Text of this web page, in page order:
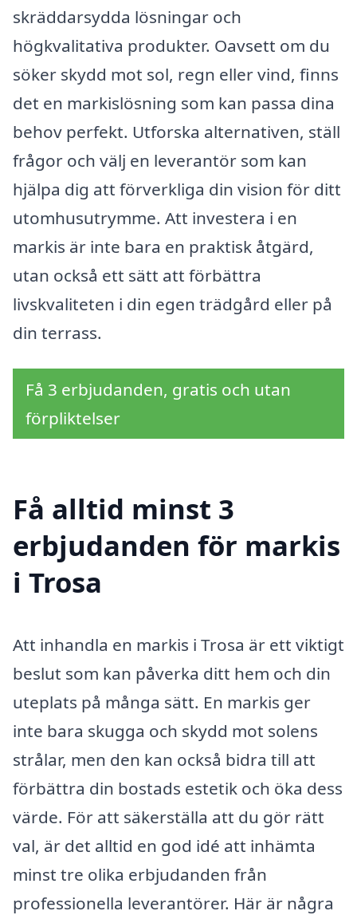
skräddarsydda lösningar och
högkvalitativa produkter. Oavsett om du
söker skydd mot sol, regn eller vind, finns
det en markislösning som kan passa dina
behov perfekt. Utforska alternativen, ställ
frågor och välj en leverantör som kan
hjälpa dig att förverkliga din vision för ditt
utomhusutrymme. Att investera i en
markis är inte bara en praktisk åtgärd,
utan också ett sätt att förbättra
livskvaliteten i din egen trädgård eller på
din terrass.
Få 3 erbjudanden, gratis och utan
förpliktelser
Få alltid minst 3
erbjudanden för markis
i Trosa
Att inhandla en markis i Trosa är ett viktigt
beslut som kan påverka ditt hem och din
uteplats på många sätt. En markis ger
inte bara skugga och skydd mot solens
strålar, men den kan också bidra till att
förbättra din bostads estetik och öka dess
värde. För att säkerställa att du gör rätt
val, är det alltid en god idé att inhämta
minst tre olika erbjudanden från
professionella leverantörer. Här är några